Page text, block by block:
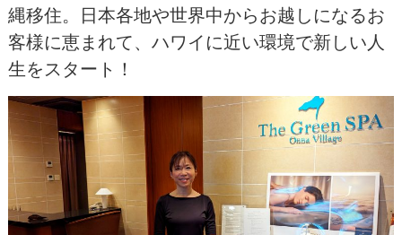
縄移住。日本各地や世界中からお越しになるお
客様に恵まれて、ハワイに近い環境で新しい人
生をスタート！